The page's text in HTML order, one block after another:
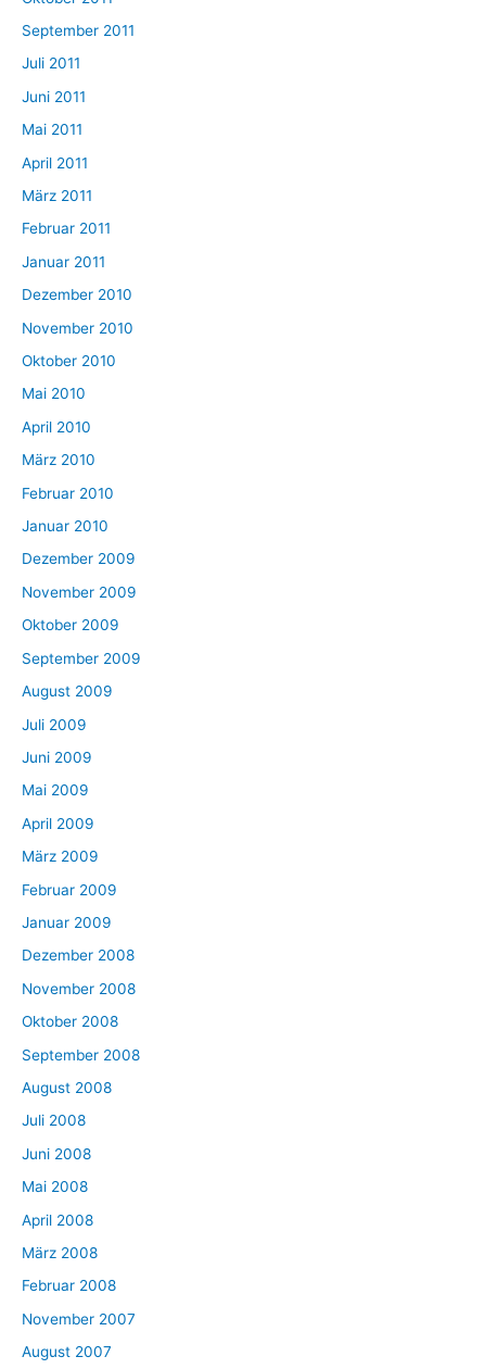
September 2011
Juli 2011
Juni 2011
Mai 2011
April 2011
März 2011
Februar 2011
Januar 2011
Dezember 2010
November 2010
Oktober 2010
Mai 2010
April 2010
März 2010
Februar 2010
Januar 2010
Dezember 2009
November 2009
Oktober 2009
September 2009
August 2009
Juli 2009
Juni 2009
Mai 2009
April 2009
März 2009
Februar 2009
Januar 2009
Dezember 2008
November 2008
Oktober 2008
September 2008
August 2008
Juli 2008
Juni 2008
Mai 2008
April 2008
März 2008
Februar 2008
November 2007
August 2007